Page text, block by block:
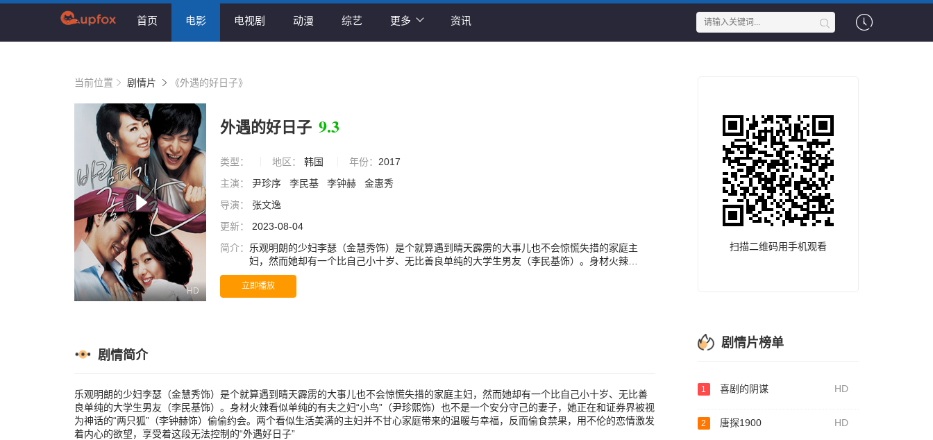
首页 电影 电视剧 动漫 综艺 更多 资讯
当前位置 剧情片 《外遇的好日子》
HD
外遇的好日子 9.3
类型： 地区： 韩国 年份： 2017
主演：
尹珍序 李民基 李钟赫
金惠秀
导演：
张文逸
更新：
2023-08-04
简介： 乐观明朗的少妇李瑟（金慧秀饰）是个就算遇到晴天霹雳的大事儿也不会惊慌失措的家庭主
妇，然而她却有一个比自己小十岁、无比善良单纯的大学生男友（李民基饰）。身材火辣看
似单纯的有夫之妇“小鸟”（尹珍熙饰）也不是一个安分守己的妻子，她正在和证券界被视为
神话的“两只狐”（李钟赫饰）偷偷约会。两个看似生活美满的主妇并不甘心家庭带来的温暖
与幸福，反而偷食禁果，用不伦的恋情激发着内心的欲望，享受着这段无法控制的“外遇好日
立即播放
剧情简介
乐观明朗的少妇李瑟（金慧秀饰）是个就算遇到晴天霹雳的大事儿也不会惊慌失措的家庭主妇，然而她却有一个比自己小十岁、无比善
良单纯的大学生男友（李民基饰）。身材火辣看似单纯的有夫之妇“小鸟”（尹珍熙饰）也不是一个安分守己的妻子，她正在和证券界被视
为神话的“两只狐”（李钟赫饰）偷偷约会。两个看似生活美满的主妇并不甘心家庭带来的温暖与幸福，反而偷食禁果，用不伦的恋情激发
着内心的欲望，享受着这段无法控制的“外遇好日子”
扫描二维码用手机观看
剧情片榜单
1 喜剧的阴谋 HD
2 唐探1900 HD